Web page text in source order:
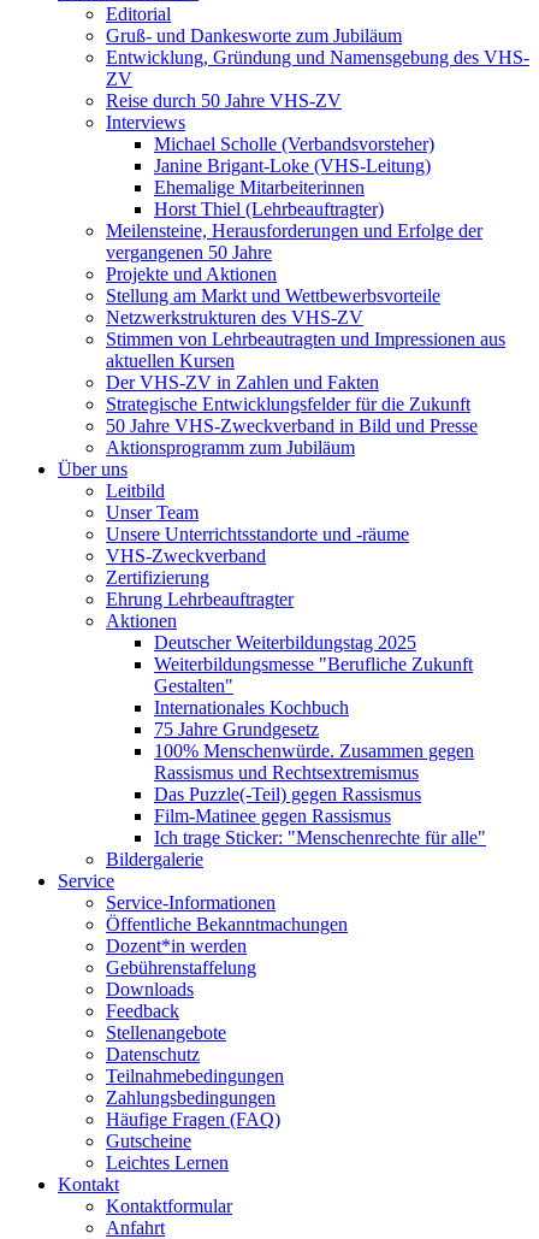
Editorial
Gruß- und Dankesworte zum Jubiläum
Entwicklung, Gründung und Namensgebung des VHS-
ZV
Reise durch 50 Jahre VHS-ZV
Interviews
Michael Scholle (Verbandsvorsteher)
Janine Brigant-Loke (VHS-Leitung)
Ehemalige Mitarbeiterinnen
Horst Thiel (Lehrbeauftragter)
Meilensteine, Herausforderungen und Erfolge der
vergangenen 50 Jahre
Projekte und Aktionen
Stellung am Markt und Wettbewerbsvorteile
Netzwerkstrukturen des VHS-ZV
Stimmen von Lehrbeautragten und Impressionen aus
aktuellen Kursen
Der VHS-ZV in Zahlen und Fakten
Strategische Entwicklungsfelder für die Zukunft
50 Jahre VHS-Zweckverband in Bild und Presse
Aktionsprogramm zum Jubiläum
Über uns
Leitbild
Unser Team
Unsere Unterrichtsstandorte und -räume
VHS-Zweckverband
Zertifizierung
Ehrung Lehrbeauftragter
Aktionen
Deutscher Weiterbildungstag 2025
Weiterbildungsmesse "Berufliche Zukunft
Gestalten"
Internationales Kochbuch
75 Jahre Grundgesetz
100% Menschenwürde. Zusammen gegen
Rassismus und Rechtsextremismus
Das Puzzle(-Teil) gegen Rassismus
Film-Matinee gegen Rassismus
Ich trage Sticker: "Menschenrechte für alle"
Bildergalerie
Service
Service-Informationen
Öffentliche Bekanntmachungen
Dozent*in werden
Gebührenstaffelung
Downloads
Feedback
Stellenangebote
Datenschutz
Teilnahmebedingungen
Zahlungsbedingungen
Häufige Fragen (FAQ)
Gutscheine
Leichtes Lernen
Kontakt
Kontaktformular
Anfahrt